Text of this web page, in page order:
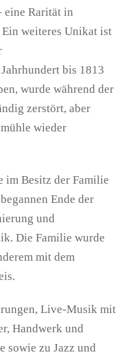
eine Rarität in
weiteres Unikat ist
bis 1813
wurde während der
zerstört, aber
wieder
im Besitz der Familie
Ende der
und
Die Familie wurde
mit dem
Live-Musik mit
Handwerk und
sowie zu Jazz und